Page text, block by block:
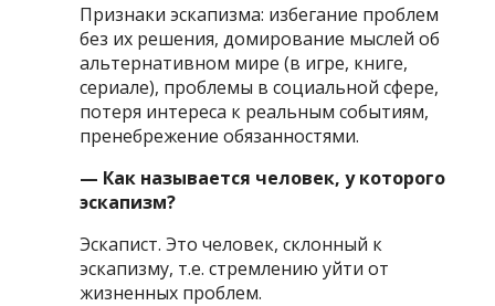
Признаки эскапизма: избегание проблем
без их решения, домирование мыслей об
альтернативном мире (в игре, книге,
сериале), проблемы в социальной сфере,
потеря интереса к реальным событиям,
пренебрежение обязанностями.
— Как называется человек, у которого
эскапизм?
Эскапист. Это человек, склонный к
эскапизму, т.е. стремлению уйти от
жизненных проблем.